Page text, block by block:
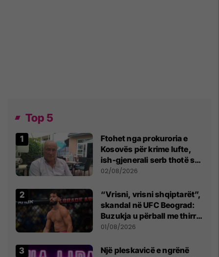
Top 5
Ftohet nga prokuroria e
Kosovës për krime lufte,
ish-gjenerali serb thotë se
dikush e tradhtoi në
02/08/2026
“Vrisni, vrisni shqiptarët”,
skandal në UFC Beograd:
Buzukja u përball me thirrje
anti-shqiptare nga
01/08/2026
Një pleskavicë e ngrënë